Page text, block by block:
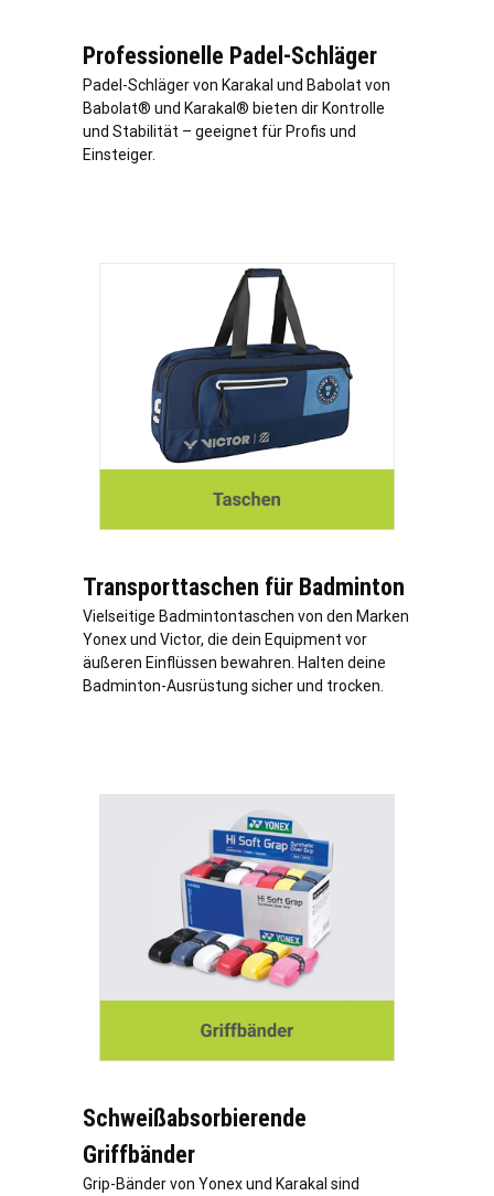
Professionelle Padel-Schläger
Padel-Schläger von Karakal und Babolat von
Babolat® und Karakal® bieten dir Kontrolle
und Stabilität – geeignet für Profis und
Einsteiger.
Transporttaschen für Badminton
Vielseitige Badmintontaschen von den Marken
Yonex und Victor, die dein Equipment vor
äußeren Einflüssen bewahren. Halten deine
Badminton-Ausrüstung sicher und trocken.
Schweißabsorbierende
Griffbänder
Grip-Bänder von Yonex und Karakal sind